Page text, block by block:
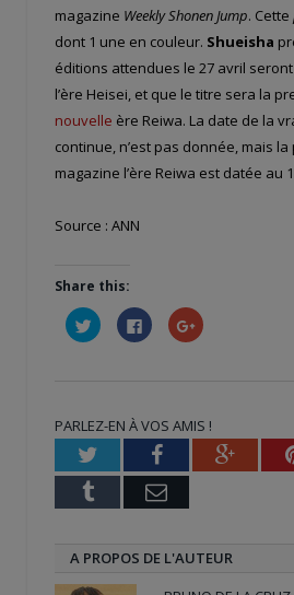
magazine Weekly Shonen Jump. Cette
dont 1 une en couleur. Shueisha
éditions attendues le 27 avril
l’ère Heisei, et que le titre sera la
nouvelle ère Reiwa. La date de la
continue, n’est pas donnée, mais
magazine l’ère Reiwa est datée au
Source : ANN
Share this:
Cliquez
pour
partager
fenêtre)
Cliquez
pour
partager
fenêtre)
Cliquez
pour
nouvelle
fenêtre)
PARLEZ-EN À VOS AMIS !
TwitterFacebook
Tumblr Email
A PROPOS DE L'AUTEUR